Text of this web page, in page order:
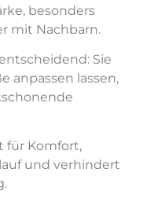
besonders
mit Nachbarn.
Sie
anpassen lassen,
für Komfort,
und verhindert